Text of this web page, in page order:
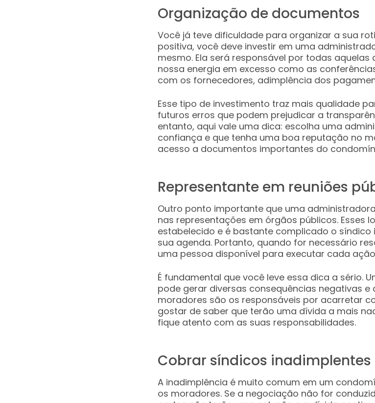
Organização de documentos
Você já teve dificuldade para organizar a sua
positiva, você deve investir em uma
mesmo. Ela será responsável por todas
nossa energia em excesso como as
com os fornecedores, adimplência dos
Esse tipo de investimento traz mais qualidade
futuros erros que podem prejudicar a
entanto, aqui vale uma dica: escolha uma
confiança e que tenha uma boa reputação no
acesso a documentos importantes do
Representante em reuniões
Outro ponto importante que uma
nas representações em órgãos públicos. Esses
estabelecido e é bastante complicado o síndico
sua agenda. Portanto, quando for necessário
uma pessoa disponível para executar cada
É fundamental que você leve essa dica a sério.
pode gerar diversas consequências negativas e
moradores são os responsáveis por acarretar
gostar de saber que terão uma dívida a mais
fique atento com as suas responsabilidades.
Cobrar síndicos inadimplentes
A inadimplência é muito comum em um
os moradores. Se a negociação não for